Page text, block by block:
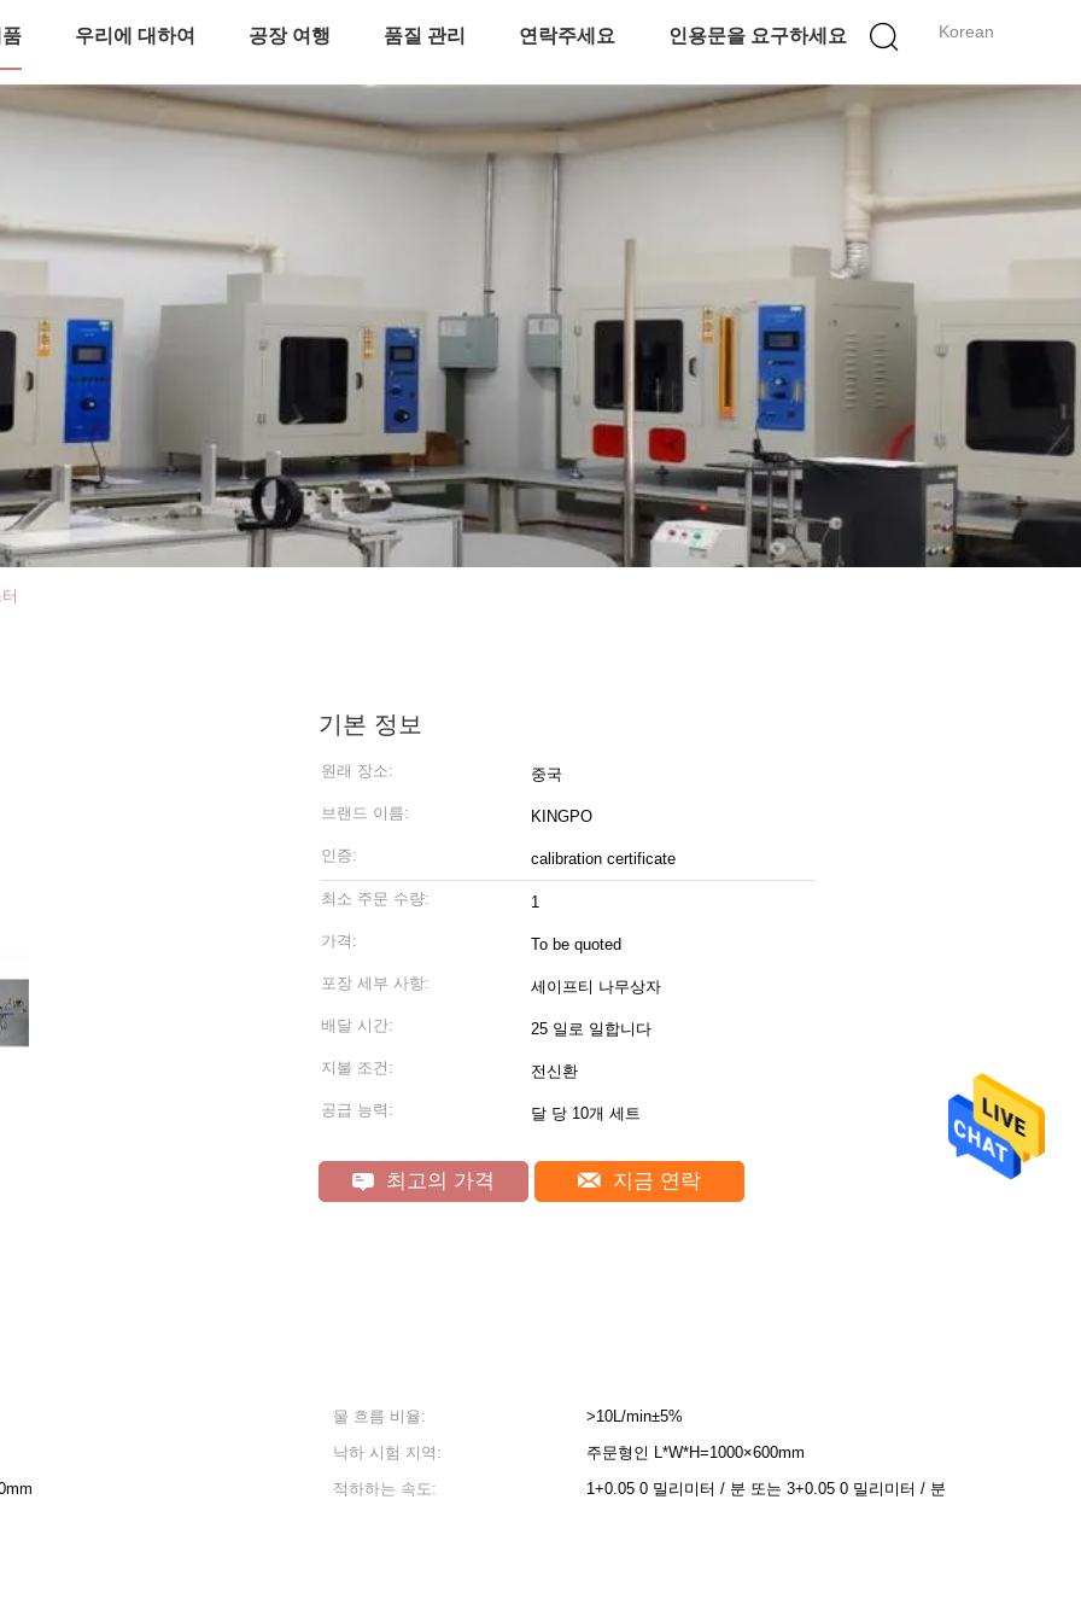
Korean
우리에 대하여 공장 여행 품질 관리 연락주세요 인용문을 요구하세요
기본 정보
원래 장소: 중국
브랜드 이름: KINGPO
인증: calibration certificate
최소 주문 수량: 1
가격: To be quoted
포장 세부 사항: 세이프티 나무상자
배달 시간: 25 일로 일합니다
지불 조건: 전신환
공급 능력: 달 당 10개 세트
최고의 가격 지금 연락
물 흐름 비율:
>10L/min±5%
낙하 시험 지역:
주문형인 L*W*H=1000×600mm
적하하는 속도: 1+0.05 0 밀리미터 / 분 또는 3+0.05 0 밀리미터 / 분